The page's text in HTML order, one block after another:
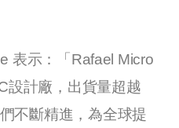
表示：「Rafael Micro
設計廠，出貨量超越
不斷精進，為全球提